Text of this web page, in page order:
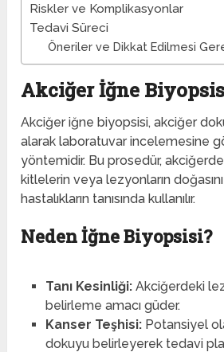
Riskler ve Komplikasyonlar
Tedavi Süreci
Öneriler ve Dikkat Edilmesi
Akciğer İğne
Akciğer iğne biyopsisi, akciğer
alarak laboratuvar incelemesine
yöntemidir. Bu prosedür,
kitlelerin veya lezyonların
hastalıkların tanısında kullanılır.
Neden İğne Biyopsisi?
Tanı Kesinliği:Akciğerdeki
belirleme amacı güder.
Kanser Teşhisi:Potansiyel
dokuyu belirleyerek tedavi